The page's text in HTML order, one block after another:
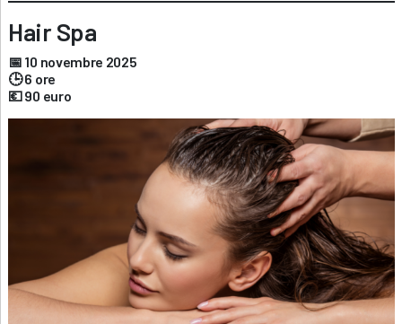
Hair Spa
📅 10 novembre 2025
🕒 6 ore
💶 90 euro